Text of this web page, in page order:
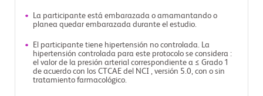
La participante está embarazada o amamantando o
planea quedar embarazada durante el estudio.
El participante tiene hipertensión no controlada. La
hipertensión controlada para este protocolo se considera :
el valor de la presión arterial correspondiente a ≤ Grado 1
de acuerdo con los CTCAE del NCI , versión 5.0, con o sin
tratamiento farmacológico.